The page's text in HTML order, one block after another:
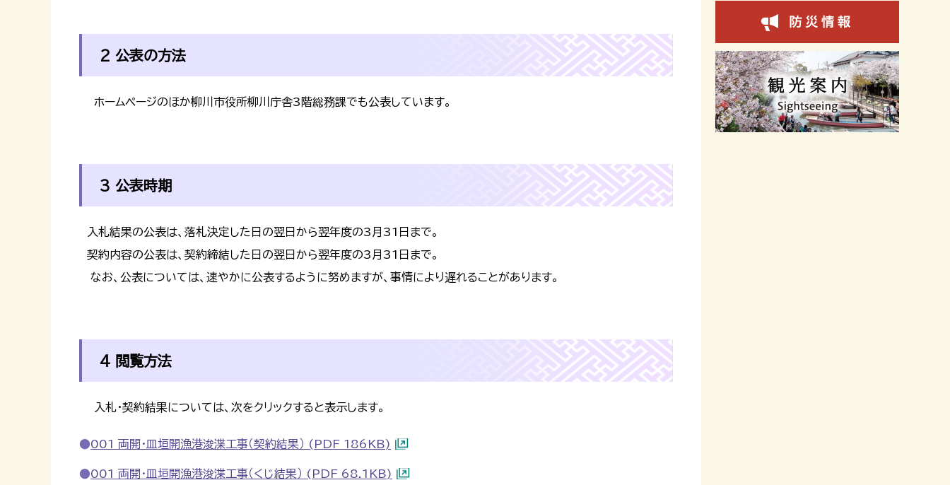
2 公表の方法
ホームページのほか柳川市役所柳川庁舎3階総務課でも公表しています。
3 公表時期
入札結果の公表は、落札決定した日の翌日から翌年度の3月31日まで。
契約内容の公表は、契約締結した日の翌日から翌年度の3月31日まで。
なお、公表については、速やかに公表するように努めますが、事情により遅れることがあります。
4 閲覧方法
入札・契約結果については、次をクリックすると表示します。
001 両開・皿垣開漁港浚渫工事（契約結果） (PDF 186KB)
001 両開・皿垣開漁港浚渫工事（くじ結果） (PDF 68.1KB)